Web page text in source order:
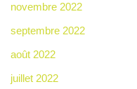
novembre 2022
septembre 2022
août 2022
juillet 2022